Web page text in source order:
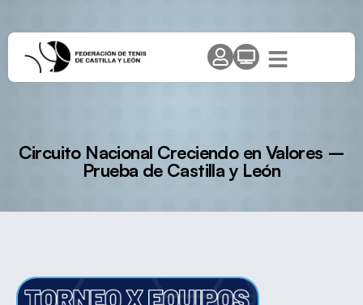
Circuito Nacional Creciendo en Valores –
Prueba de Castilla y León